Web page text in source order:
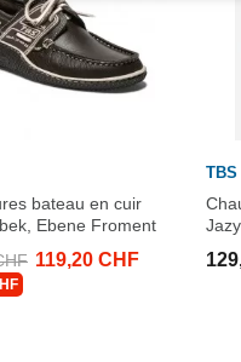
bateau en cuir
Ebene Froment
119,20 CHF
TBS